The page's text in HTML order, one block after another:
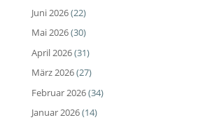
Juni 2026(22)
Mai 2026(30)
April 2026(31)
März 2026(27)
Februar 2026(34)
Januar 2026(14)